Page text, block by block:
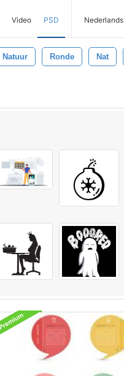
Video PSD Nederlands
Natuur Ronde Nat